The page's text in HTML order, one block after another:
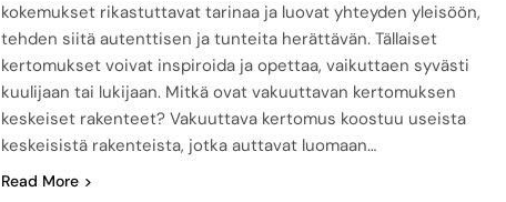
kokemukset rikastuttavat tarinaa ja luovat yhteyden yleisöön,
tehden siitä autenttisen ja tunteita herättävän. Tällaiset
kertomukset voivat inspiroida ja opettaa, vaikuttaen syvästi
kuulijaan tai lukijaan. Mitkä ovat vakuuttavan kertomuksen
keskeiset rakenteet? Vakuuttava kertomus koostuu useista
keskeisistä rakenteista, jotka auttavat luomaan…
Read More